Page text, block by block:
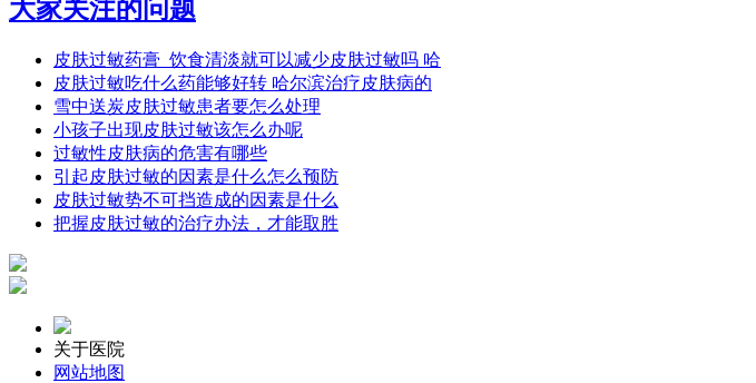
大家关注的问题
皮肤过敏药膏_饮食清淡就可以减少皮肤过敏吗 哈
皮肤过敏吃什么药能够好转 哈尔滨治疗皮肤病的
雪中送炭皮肤过敏患者要怎么处理
小孩子出现皮肤过敏该怎么办呢
过敏性皮肤病的危害有哪些
引起皮肤过敏的因素是什么怎么预防
皮肤过敏势不可挡造成的因素是什么
把握皮肤过敏的治疗办法，才能取胜
关于医院
网站地图